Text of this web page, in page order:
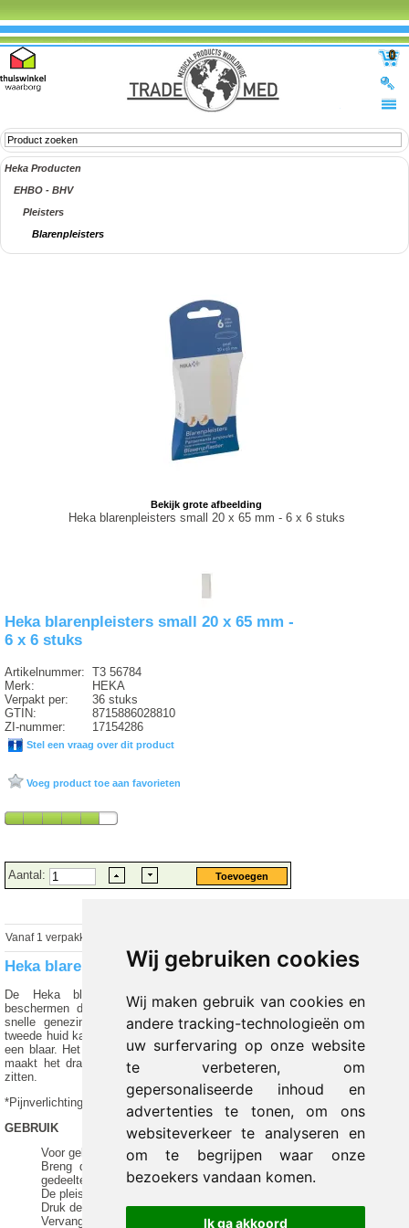
Wij gebruiken cookies
Wij maken gebruik van cookies en
andere tracking-technologieën om
uw surfervaring op onze website
te verbeteren, om
gepersonaliseerde inhoud en
advertenties te tonen, om ons
websiteverkeer te analyseren en
om te begrijpen waar onze
bezoekers vandaan komen.
Ik ga akkoord
0
Heka Producten
EHBO - BHV
Pleisters
Blarenpleisters
Bekijk grote afbeelding
Heka blarenpleisters small 20 x 65 mm - 6 x 6 stuks
Heka blarenpleisters small 20 x 65 mm -
6 x 6 stuks
Artikelnummer:
Merk:
Verpakt per:
GTIN:
ZI-nummer:
T3 56784
HEKA
36 stuks
8715886028810
17154286
Stel een vraag over dit product
Voeg product toe aan favorieten
Aantal:
Vanaf 1 verpakkingen
Heka blarenpleisters small 20 x 65 mm
De Heka blarenpleisters bieden directe verlichting*. De pleisters
beschermen de huid tegen vocht, vuil en bacteriën en zorgen voor een
snelle genezing van de blaar. Doordat de blarenpleister werkt als een
tweede huid kan het blaren voorkomen en vermindert het de pijnlijke druk bij
een blaar. Het creëert een optimale omgeving voor herstel van de huid en
maakt het dragen zeer comfortabel. De Heka blarenpleisters blijven goed
zitten.
*Pijnverlichting als gevolg van demping/vermindering van wrijving.
GEBRUIK
Voor gebruik de huid goed reinigen en drogen.
Breng de blarenpleister aan over de blaar zonder het plakkende
gedeelte van de pleister aan te raken.
De pleister kan blĳven zitten totdat deze vanzelf loslaat.
Druk de randen goed aan voor optimale bescherming.
Vervang de pleister na maximaal 7 dagen.